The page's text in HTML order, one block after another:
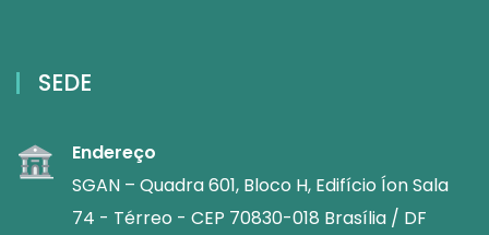
SEDE
Endereço
SGAN – Quadra 601, Bloco H, Edifício Íon Sala
74 - Térreo - CEP 70830-018 Brasília / DF